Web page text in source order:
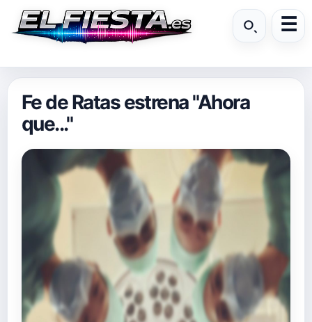
Fe de Ratas estrena "Ahora
que..."